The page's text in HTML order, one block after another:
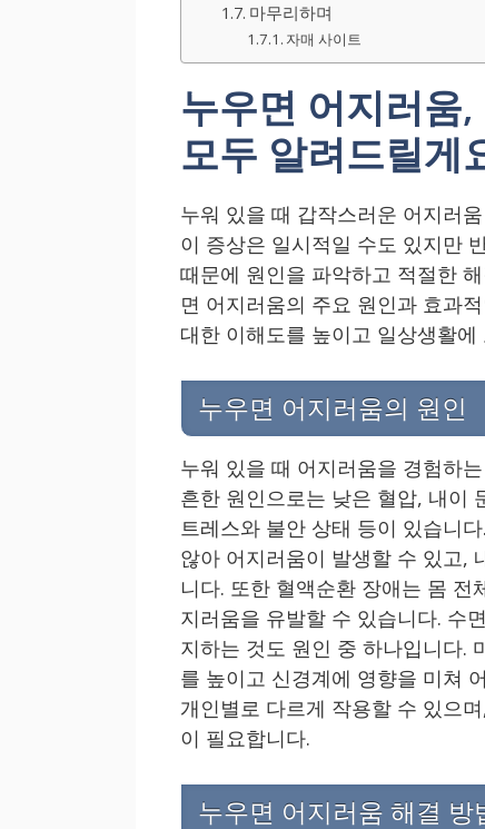
마무리하며
자매 사이트
누우면 어지러움
모두 알려드릴게
누워 있을 때 갑작스러운 어지러
이 증상은 일시적일 수도 있지만
때문에 원인을 파악하고 적절한
면 어지러움의 주요 원인과 효과
대한 이해도를 높이고 일상생활
누우면 어지러움의 원인
누워 있을 때 어지러움을 경험하
흔한 원인으로는 낮은 혈압, 내이
트레스와 불안 상태 등이 있습니
않아 어지러움이 발생할 수 있고,
니다. 또한 혈액순환 장애는 몸
지러움을 유발할 수 있습니다. 수
지하는 것도 원인 중 하나입니다.
를 높이고 신경계에 영향을 미쳐
개인별로 다르게 작용할 수 있으
이 필요합니다.
누우면 어지러움 해결 방